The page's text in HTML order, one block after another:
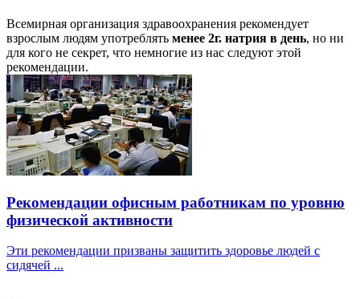
Всемирная организация здравоохранения рекомендует
взрослым людям употреблять менее 2г. натрия в день, но ни
для кого не секрет, что немногие из нас следуют этой
рекомендации.
Рекомендации офисным работникам по уровню
физической активности
Эти рекомендации призваны защитить здоровье людей с
сидячей ...